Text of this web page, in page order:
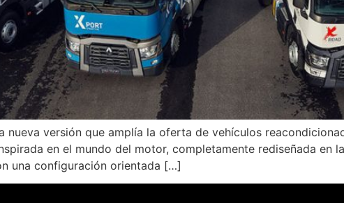
nueva versión que amplía la oferta de vehículos
en el mundo del motor, completamente rediseñada en
una configuración orientada […]